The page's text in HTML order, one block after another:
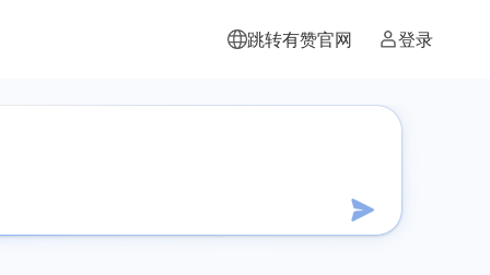
跳转有赞官网 登录